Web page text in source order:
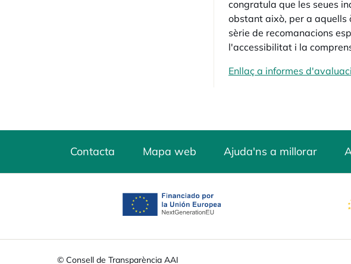
congratula que les seues
obstant això, per a aquells
sèrie de recomanacions
l'accessibilitat i la
Enllaç a informes
Contacta Mapa web Ajuda'ns a millorar
opens in a new tab
© Consell de Transparència AAI